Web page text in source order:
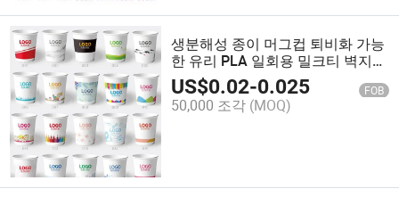
생분해성 종이 머그컵 퇴비화 가능
한 유리 PLA 일회용 밀크티 벽지
커피컵
US$0.02-0.025 FOB
50,000 조각 (MOQ)